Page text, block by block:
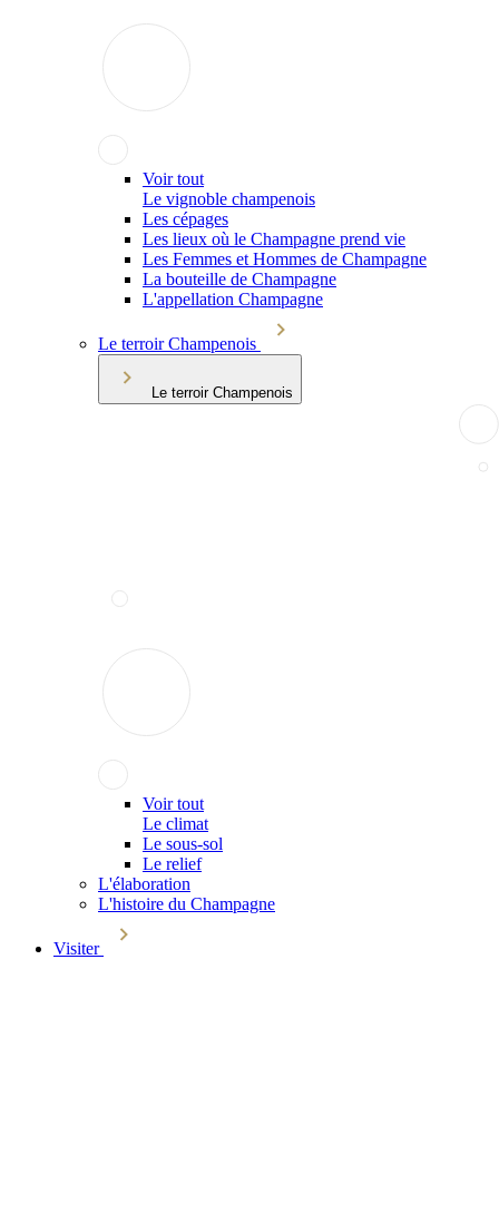
Voir tout
Le vignoble champenois
Les cépages
Les lieux où le Champagne prend vie
Les Femmes et Hommes de Champagne
La bouteille de Champagne
L'appellation Champagne
Le terroir Champenois
Le terroir Champenois
Voir tout
Le climat
Le sous-sol
Le relief
L'élaboration
L'histoire du Champagne
Visiter